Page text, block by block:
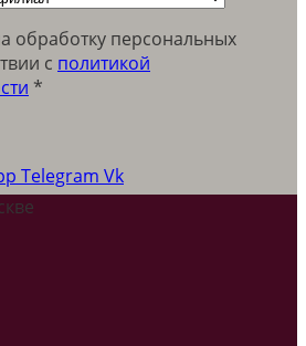
обработку персональных
c политикой
*
Telegram Vk